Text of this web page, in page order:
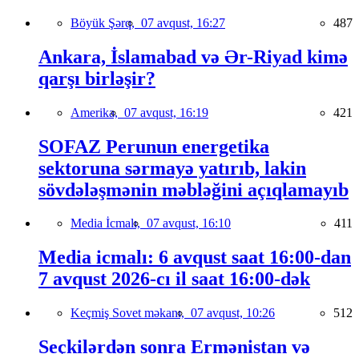
Böyük Şərq, 07 avqust, 16:27 487
Ankara, İslamabad və Ər-Riyad kimə
qarşı birləşir?
Amerika, 07 avqust, 16:19 421
SOFAZ Perunun energetika
sektoruna sərmayə yatırıb, lakin
sövdələşmənin məbləğini açıqlamayıb
Media İcmalı, 07 avqust, 16:10 411
Media icmalı: 6 avqust saat 16:00-dan
7 avqust 2026-cı il saat 16:00-dək
Keçmiş Sovet məkanı, 07 avqust, 10:26 512
Seçkilərdən sonra Ermənistan və